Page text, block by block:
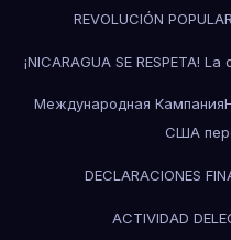
REVOLUCIÓN
¡NICARAGUA SE RESPETA!
Международная
США
DECLARACIONES
ACTIVIDAD